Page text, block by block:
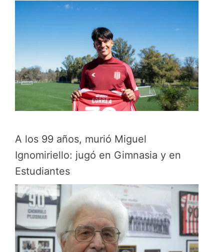
A los 99 años, murió Miguel
Ignomiriello: jugó en Gimnasia y en
Estudiantes